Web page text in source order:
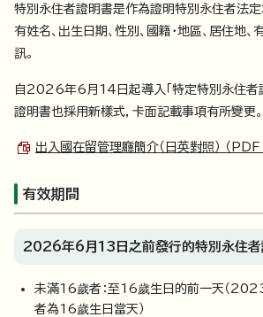
特別永住者證明書是作為證明特別永住者法定
有姓名、出生日期、性別、國籍・地區、居住地
訊。
自2026年6月14日起導入「特定特別永住者
證明書也採用新樣式，卡面記載事項有所變更。
出入國在留管理廳簡介（日英對照） （
有效期間
2026年6月13日之前發行的特別永住者
未滿16歲者：至16歲生日的前一天（
者為16歲生日當天）